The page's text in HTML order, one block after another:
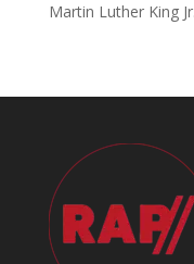
Martin Luther King Jr.